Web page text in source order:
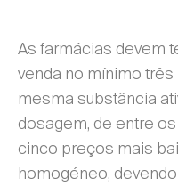
As farmácias devem
venda no mínimo
mesma substância
dosagem, de entre
cinco preços mais
homogéneo,